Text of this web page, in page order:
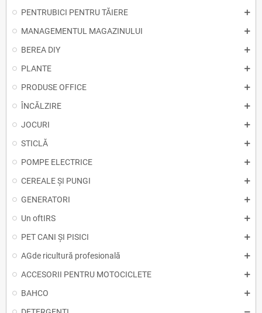
PENTRUBICI PENTRU TĂIERE
MANAGEMENTUL MAGAZINULUI
BEREA DIY
PLANTE
PRODUSE OFFICE
ÎNCĂLZIRE
JOCURI
STICLĂ
POMPE ELECTRICE
CEREALE ȘI PUNGI
GENERATORI
Un oftIRS
PET CANI ȘI PISICI
AGde ricultură profesională
ACCESORII PENTRU MOTOCICLETE
BAHCO